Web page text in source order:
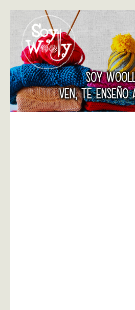
SOY
VEN, TE ENSEÑO